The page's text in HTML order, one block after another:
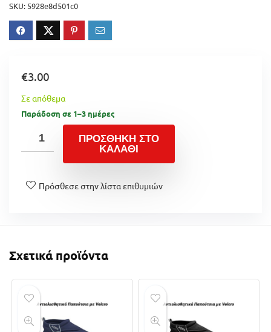
SKU: 5928e8d501c0
€3.00
Σε απόθεμα
Παράδοση σε 1–3 ημέρες
ΠΡΟΣΘΉΚΗ ΣΤΟ
ΚΑΛΆΘΙ
Πρόσθεσε στην λίστα επιθυμιών
Σχετικά προϊόντα